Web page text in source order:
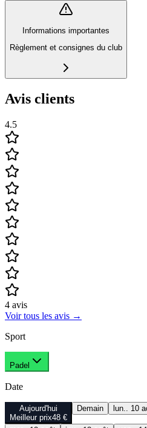
Informations importantes
Règlement et consignes du club
Avis clients
4.5
4 avis
Voir tous les avis →
Sport
Padel
Date
Aujourd'hui
Meilleur prix48 €
Demain lun.. 10